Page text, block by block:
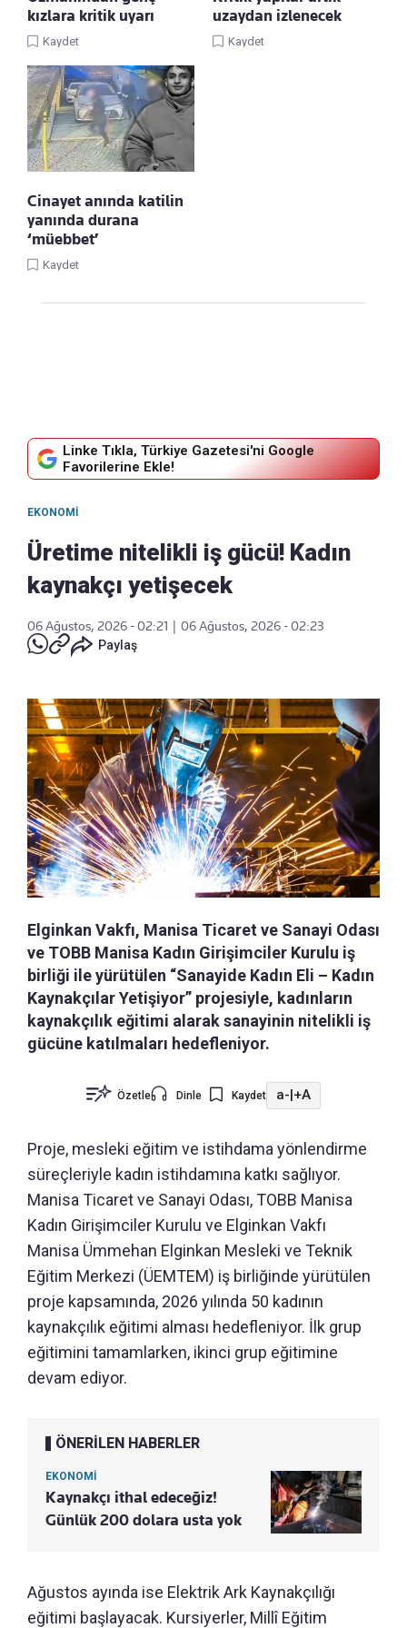
kızlara kritik uyarı
Kaydet
uzaydan izlenecek
Kaydet
Cinayet anında katilin
yanında durana
‘müebbet’
Kaydet
Linke Tıkla, Türkiye Gazetesi'ni Google
Favorilerine Ekle!
EKONOMI
Üretime nitelikli iş gücü! Kadın
kaynakçı yetişecek
06 Ağustos, 2026 - 02:21
06 Ağustos, 2026 - 02:23
Paylaş
Elginkan Vakfı, Manisa Ticaret ve Sanayi Odası
ve TOBB Manisa Kadın Girişimciler Kurulu iş
birliği ile yürütülen “Sanayide Kadın Eli – Kadın
Kaynakçılar Yetişiyor” projesiyle, kadınların
kaynakçılık eğitimi alarak sanayinin nitelikli iş
gücüne katılmaları hedefleniyor.
Özetle Dinle Kaydet a-|+A
Proje, mesleki eğitim ve istihdama yönlendirme
süreçleriyle kadın istihdamına katkı sağlıyor.
Manisa Ticaret ve Sanayi Odası, TOBB Manisa
Kadın Girişimciler Kurulu ve Elginkan Vakfı
Manisa Ümmehan Elginkan Mesleki ve Teknik
Eğitim Merkezi (ÜEMTEM) iş birliğinde yürütülen
proje kapsamında, 2026 yılında 50 kadının
kaynakçılık eğitimi alması hedefleniyor. İlk grup
eğitimini tamamlarken, ikinci grup eğitimine
devam ediyor.
ÖNERİLEN HABERLER
EKONOMİ
Kaynakçı ithal edeceğiz!
Günlük 200 dolara usta yok
Ağustos ayında ise Elektrik Ark Kaynakçılığı
eğitimi başlayacak. Kursiyerler, Millî Eğitim